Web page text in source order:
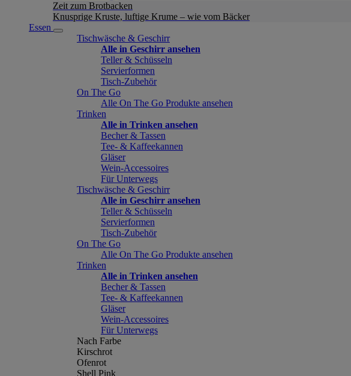
Zeit zum Brotbacken
Knusprige Kruste, luftige Krume – wie vom Bäcker
Essen
Tischwäsche & Geschirr
Alle in Geschirr ansehen
Teller & Schüsseln
Servierformen
Tisch-Zubehör
On The Go
Alle On The Go Produkte ansehen
Trinken
Alle in Trinken ansehen
Becher & Tassen
Tee- & Kaffeekannen
Gläser
Wein-Accessoires
Für Unterwegs
Tischwäsche & Geschirr
Alle in Geschirr ansehen
Teller & Schüsseln
Servierformen
Tisch-Zubehör
On The Go
Alle On The Go Produkte ansehen
Trinken
Alle in Trinken ansehen
Becher & Tassen
Tee- & Kaffeekannen
Gläser
Wein-Accessoires
Für Unterwegs
Nach Farbe
Kirschrot
Ofenrot
Shell Pink